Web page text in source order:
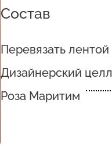
Состав
Перевязать лентой
Дизайнерский
Роза Маритим